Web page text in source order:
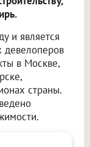
и является
в Москве,
страны.